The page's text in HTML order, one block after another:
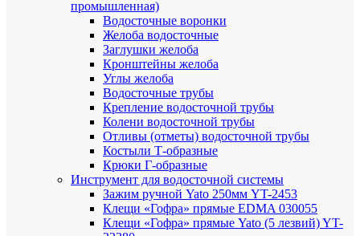
промышленная)
Водосточные воронки
Желоба водосточные
Заглушки желоба
Кронштейны желоба
Углы желоба
Водосточные трубы
Крепление водосточной трубы
Колени водосточной трубы
Отливы (отметы) водосточной трубы
Костыли Т-образные
Крюки Г-образные
Инструмент для водосточной системы
Зажим ручной Yato 250мм YT-2453
Клещи «Гофра» прямые EDMA 030055
Клещи «Гофра» прямые Yato (5 лезвий) YT-